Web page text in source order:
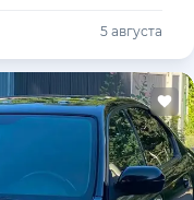
5 августа